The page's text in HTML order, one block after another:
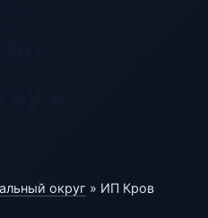
округ » ИП Кров